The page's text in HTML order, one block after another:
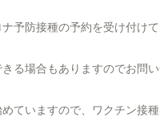
予防接種の予約を受け付けて
る場合もありますのでお問い
ていますので、ワクチン接